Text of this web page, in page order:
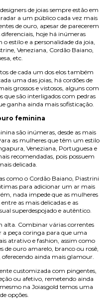
de joias sempre estão em
a um público cada vez mais
de ouro, apesar de parecerem
hoje há inúmeras
estilo e a personalidade da joia,
Veneziana, Cordão Baiano,
etc.
de cada um dos elos também
uma das joias, há cordões de
grossos e vistosos, alguns com
que são interligados com pedras
ganha ainda mais sofisticação.
feminina
são inúmeras, desde as mais
as mulheres que têm um estilo
Veneziana, Portuguesa e
recomendadas, pois possuem
delicada.
como o Cordão Baiano, Piastrini
para adicionar um ar mais
nada impede que as mulheres
as mais delicadas e as
superdespojado e autêntico.
alta. Combinar várias correntes
a peça coringa para que uma
atrativo e fashion, assim como
ouro amarelo, branco ou rosê,
ainda mais glamour.
customizada com pingentes,
ou afetivo, remetendo ainda
na Joiasgold temos uma
opções.